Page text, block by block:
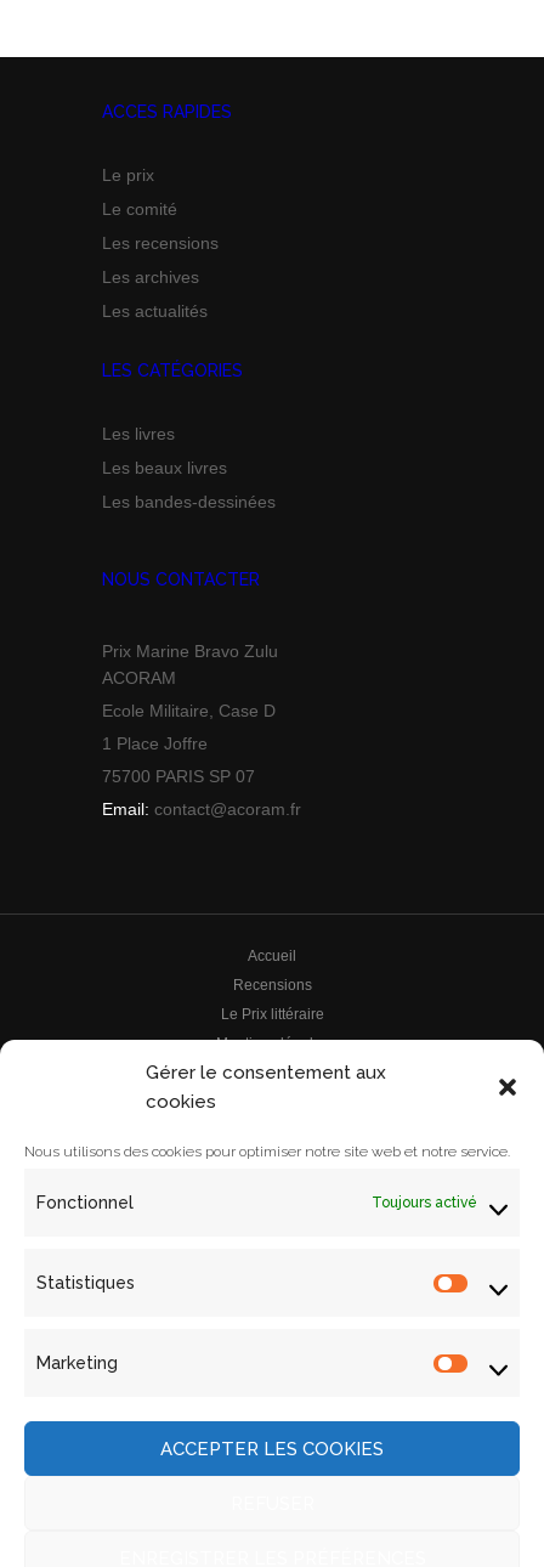
Gérer le consentement aux
cookies
Nous utilisons des cookies pour optimiser notre site web et notre service.
Fonctionnel Toujours activé
Statistiques
Marketing
ACCEPTER LES COOKIES
ACCES RAPIDES
Le prix
Le comité
Les recensions
Les archives
Les actualités
LES CATÉGORIES
Les livres
Les beaux livres
Les bandes-dessinées
NOUS CONTACTER
Prix Marine Bravo Zulu
ACORAM
Ecole Militaire, Case D
1 Place Joffre
75700 PARIS SP 07
Email: contact@acoram.fr
Accueil
Recensions
Le Prix littéraire
Mentions légales
Le prix
Le comité
Actualités
Contact
ACORAM